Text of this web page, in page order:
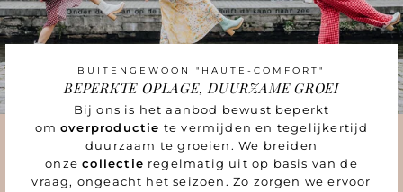
BUITENGEWOON "HAUTE-COMFORT"
BEPERKTE OPLAGE, DUURZAME GROEI
Bij ons is het aanbod bewust beperkt
omoverproductie te vermijden en tegelijkertijd
duurzaam te groeien. We breiden
onzecollectie regelmatig uit op basis van de
vraag, ongeacht het seizoen. Zo zorgen we ervoor